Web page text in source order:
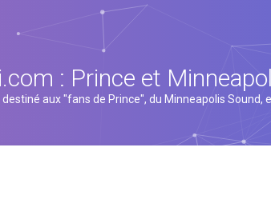
: Prince et
destiné aux "fans de Prince", du Minneapolis Sound,